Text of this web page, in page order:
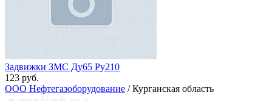
Задвижки ЗМС Ду65 Ру210
123 руб.
ООО Нефтегазоборудование / Курганская область